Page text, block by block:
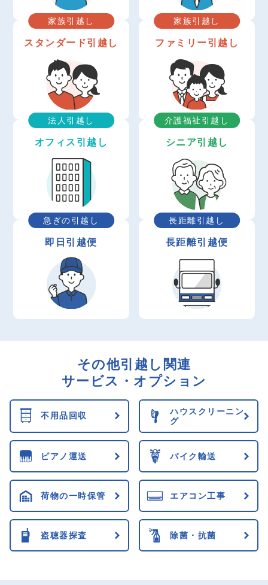
家族引越し
スタンダード引越し
家族引越し
ファミリー引越し
法人引越し
オフィス引越し
介護福祉引越し
シニア引越し
急ぎの引越し
即日引越便
長距離引越し
長距離引越便
その他引越し関連
サービス・オプション
不用品回収
ハウスクリーニン
グ
ピアノ運送 バイク輸送
荷物の一時保管 エアコン工事
盗聴器探査 除菌・抗菌